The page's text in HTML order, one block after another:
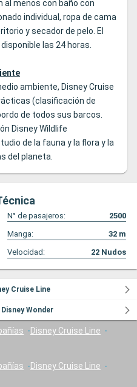
menos con baño con
individual, ropa de cama
y secador de pelo. El
las 24 horas.
ambiente, Disney Cruise
(clasificación de
de todos sus barcos.
Disney Wildlife
de la fauna y la flora y la
del planeta.
N° de pasajeros:
2500
Manga: 32 m
Velocidad: 22 Nudos
Cruise Line
Wonder
Disney Cruise Line
Disney Cruise Line